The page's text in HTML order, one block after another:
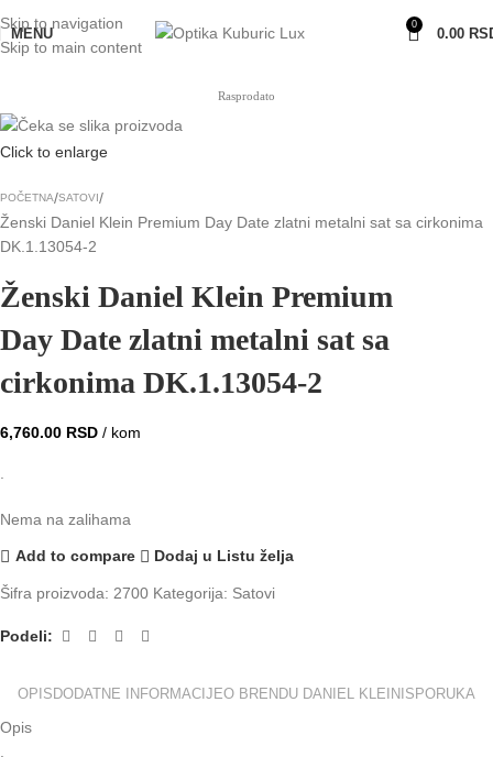
Skip to navigation
Skip to main content
MENU
0
0.00
Rasprodato
Click to enlarge
POČETNA SATOVI
Ženski Daniel Klein Premium Day Date zlatni metalni sat sa cirkonima
DK.1.13054-2
Ženski Daniel Klein Premium
Day Date zlatni metalni sat sa
cirkonima DK.1.13054-2
6,760.00 RSD / kom
Nema na zalihama
Add to compare Dodaj u Listu želja
Šifra proizvoda: 2700 Kategorija: Satovi
Podeli:
OPISDODATNE INFORMACIJEO BRENDU DANIEL KLEINISPORUKA
Opis